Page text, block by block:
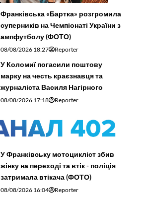
Франківська «Бартка» розгромила
суперників на Чемпіонаті України з
ампфутболу (ФОТО)
08/08/2026 18:27 Reporter
У Коломиї погасили поштову
марку на честь краєзнавця та
журналіста Василя Нагірного
08/08/2026 17:18 Reporter
У Франківську мотоцикліст збив
жінку на переході та втік - поліція
затримала втікача (ФОТО)
08/08/2026 16:04 Reporter